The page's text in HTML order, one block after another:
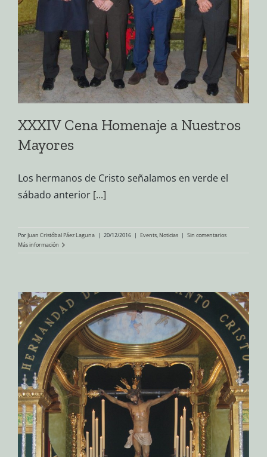
XXXIV Cena Homenaje a Nuestros
Mayores
Los hermanos de Cristo señalamos en verde el
sábado anterior [...]
PorJuan Cristóbal Páez Laguna | 20/12/2016 | Events, Noticias | Sin comentarios
Más información